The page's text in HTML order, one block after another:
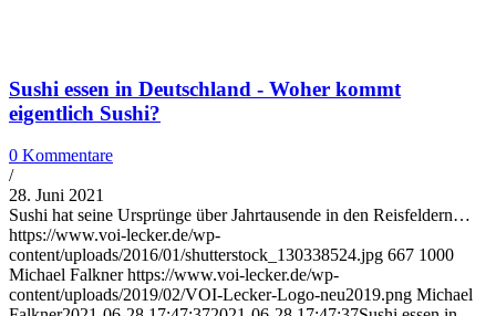
Sushi essen in Deutschland - Woher kommt
eigentlich Sushi?
0 Kommentare
/
28. Juni 2021
Sushi hat seine Ursprünge über Jahrtausende in den Reisfeldern…
https://www.voi-lecker.de/wp-
content/uploads/2016/01/shutterstock_130338524.jpg 667 1000
Michael Falkner https://www.voi-lecker.de/wp-
content/uploads/2019/02/VOI-Lecker-Logo-neu2019.png Michael